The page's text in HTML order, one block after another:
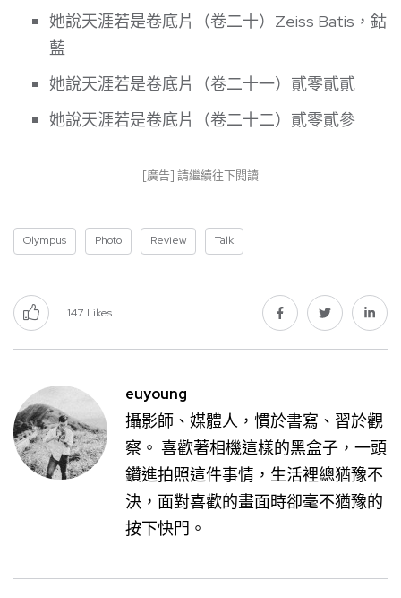
她說天涯若是卷底片（卷二十）Zeiss Batis，鈷
藍
她說天涯若是卷底片（卷二十一）貳零貳貳
她說天涯若是卷底片（卷二十二）貳零貳參
[廣告] 請繼續往下閱讀
Olympus Photo Review Talk
147 Likes
euyoung
攝影師、媒體人，慣於書寫、習於觀
察。 喜歡著相機這樣的黑盒子，一頭
鑽進拍照這件事情，生活裡總猶豫不
決，面對喜歡的畫面時卻毫不猶豫的
按下快門。